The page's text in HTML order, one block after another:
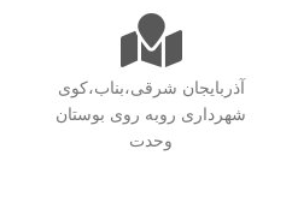
آذربایجان شرقی،بناب،کوی
شهرداری روبه روی بوستان
وحدت